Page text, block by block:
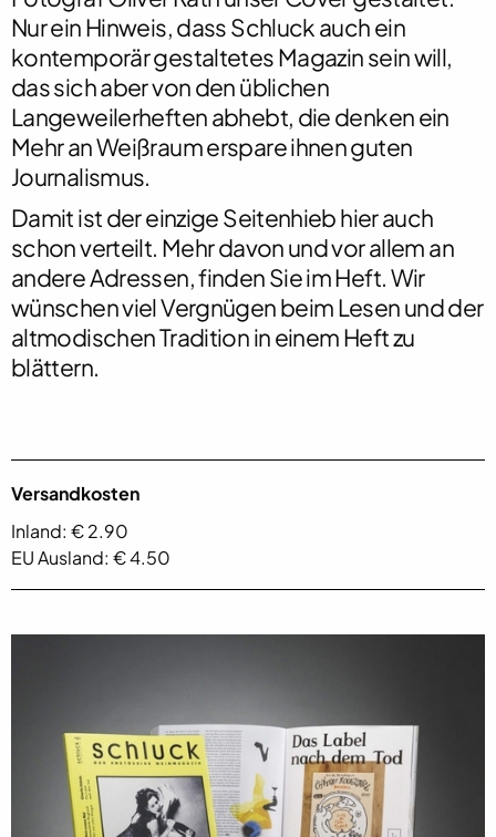
Nur ein Hinweis, dassSchluckauch ein
kontemporär gestaltetes Magazin sein will,
das sich aber von den üblichen
Langeweilerheften abhebt, die denken ein
Mehr an Weißraum erspare ihnen guten
Journalismus.
Damit ist der einzige Seitenhieb hier auch
schon verteilt. Mehr davon und vor allem an
andere Adressen, finden Sie im Heft. Wir
wünschen viel Vergnügen beim Lesen und der
altmodischen Tradition in einem Heft zu
blättern.
Versandkosten
Inland: € 2.90
EU Ausland: € 4.50